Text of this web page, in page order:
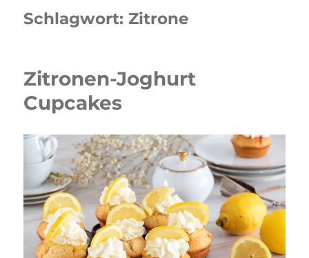
Schlagwort: Zitrone
Zitronen-Joghurt
Cupcakes